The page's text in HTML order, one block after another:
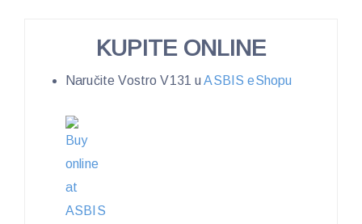
KUPITE ONLINE
Naručite Vostro V131 uASBIS eShopu